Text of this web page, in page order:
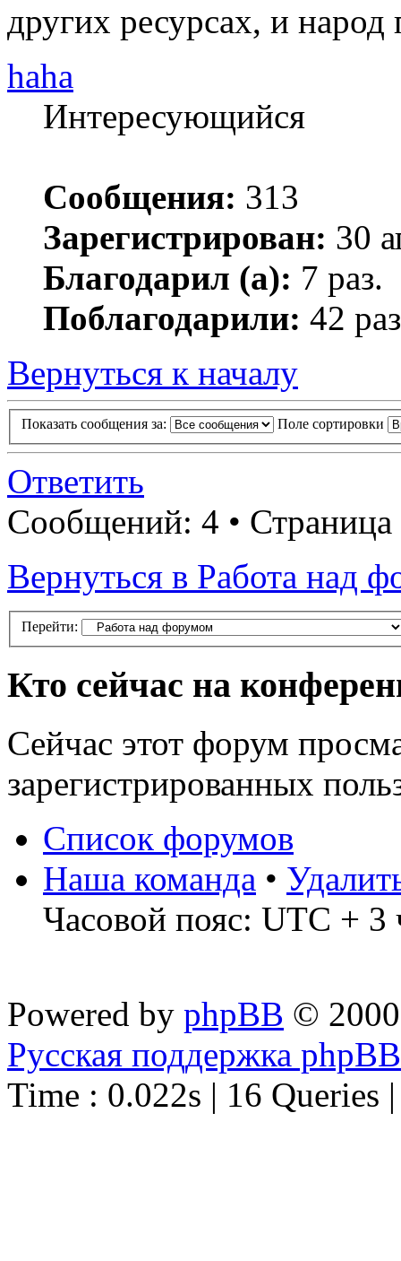
других ресурсах, и народ
haha
Интересующийся
Сообщения: 313
Зарегистрирован: 30
Благодарил (а): 7 раз.
Поблагодарили: 42
Вернуться к началу
Показать сообщения за: Поле сортировки
Ответить
Сообщений: 4 • Страница
Вернуться в Работа над
Перейти:
Кто сейчас на
Сейчас этот форум
зарегистрированных
Список форумов
Наша команда •
Часовой пояс: UTC + 3
Powered by phpBB ©
Русская поддержка phpBB
Time : 0.022s | 16 Queries